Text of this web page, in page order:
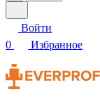
Войти
0
Избранное